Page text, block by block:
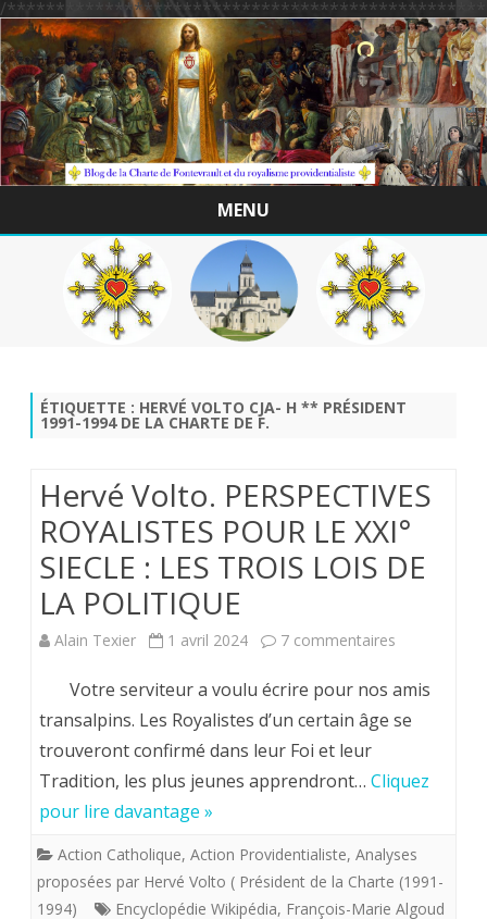
/
MENU
Skip
to
content
ÉTIQUETTE : HERVÉ VOLTO CJA- H ** PRÉSIDENT
1991-1994 DE LA CHARTE DE F.
Hervé Volto. PERSPECTIVES
ROYALISTES POUR LE XXI°
SIECLE : LES TROIS LOIS DE
LA POLITIQUE
Alain Texier 1 avril 2024 7 commentaires
Volto.
ROYALISTES
XXI°
Votre serviteur a voulu écrire pour nos amis
transalpins. Les Royalistes d’un certain âge se
trouveront confirmé dans leur Foi et leur
Tradition, les plus jeunes apprendront… Cliquez
pour lire davantage »
Action Catholique, Action Providentialiste, Analyses
proposées par Hervé Volto ( Président de la Charte (1991-
1994)
Encyclopédie Wikipédia, François-Marie Algoud